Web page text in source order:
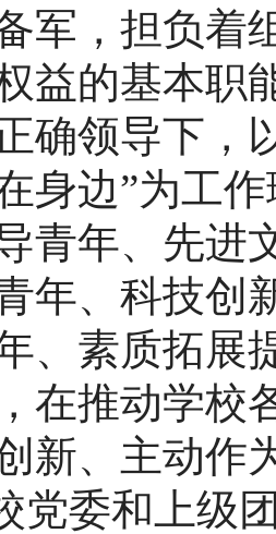
军，担负着
益的基本职
确领导下，
身边”为工
青年、先进
年、科技创
、素质拓展
在推动学校
新、主动作
委和上级团